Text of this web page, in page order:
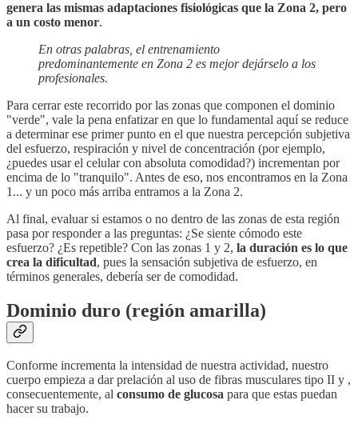
genera las mismas adaptaciones fisiológicas que la Zona 2, pero
a un costo menor.
En otras palabras, el entrenamiento
predominantemente en Zona 2 es mejor dejárselo a los
profesionales.
Para cerrar este recorrido por las zonas que componen el dominio
"verde", vale la pena enfatizar en que lo fundamental aquí se reduce
a determinar ese primer punto en el que nuestra percepción subjetiva
del esfuerzo, respiración y nivel de concentración (por ejemplo,
¿puedes usar el celular con absoluta comodidad?) incrementan por
encima de lo "tranquilo". Antes de eso, nos encontramos en la Zona
1... y un poco más arriba entramos a la Zona 2.
Al final, evaluar si estamos o no dentro de las zonas de esta región
pasa por responder a las preguntas: ¿Se siente cómodo este
esfuerzo? ¿Es repetible? Con las zonas 1 y 2, la duración es lo que
crea la dificultad, pues la sensación subjetiva de esfuerzo, en
términos generales, debería ser de comodidad.
Dominio duro (región amarilla)
Conforme incrementa la intensidad de nuestra actividad, nuestro
cuerpo empieza a dar prelación al uso de fibras musculares tipo II y ,
consecuentemente, al consumo de glucosa para que estas puedan
hacer su trabajo.